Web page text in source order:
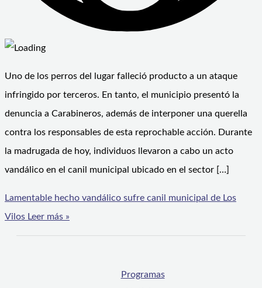
Uno de los perros del lugar falleció producto a un ataque
infringido por terceros. En tanto, el municipio presentó la
denuncia a Carabineros, además de interponer una querella
contra los responsables de esta reprochable acción. Durante
la madrugada de hoy, individuos llevaron a cabo un acto
vandálico en el canil municipal ubicado en el sector […]
Lamentable hecho vandálico sufre canil municipal de Los
Vilos Leer más »
Programas